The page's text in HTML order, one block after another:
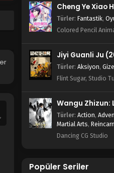
One
Blm 1126 -
One
Blm 1125 -
One
One
Cheng Ye Xiao
Türler: Fantastik,
Colored Pencil
Jiyi Guanli Ju
Türler: Aksiyon,
Flint Sugar, Studio
Wangu Zhizun:
Türler: Action,
Martial Arts,
Dancing CG Studio
Popüler Seriler